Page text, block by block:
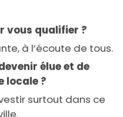
vous qualifier ?
à l’écoute de tous.
élue et de
locale ?
surtout dans ce